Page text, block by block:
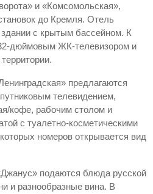
и «Комсомольская»,
до Кремля. Отель
с крытым бассейном. К
дюймовым ЖК-телевизором и
предлагаются
телевидением,
кофе, рабочим столом и
с туалетно-косметическими
номеров открывается вид
подаются блюда русской
и разнообразные вина. В